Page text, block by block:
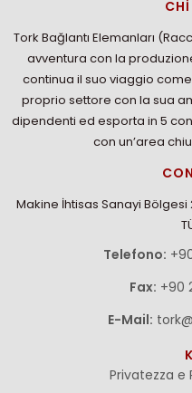
Tork Bağlantı Elemanları
avventura con la
continua il suo viaggio
proprio settore con la sua
dipendenti ed esporta in 5
con un’area
Makine İhtisas Sanayi Bölgesi
Telefono:
Fax: +90
E-Mail:
Privatezza e